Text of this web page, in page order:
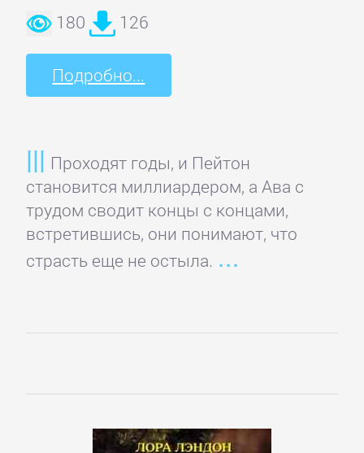
180 126
Подробно...
Проходят годы, и Пейтон
становится миллиардером, а Ава с
трудом сводит концы с концами,
встретившись, они понимают, что
страсть еще не остыла.
Зарубежная
публицистика
фантастика
Зарубежное
фэнтези
любовные